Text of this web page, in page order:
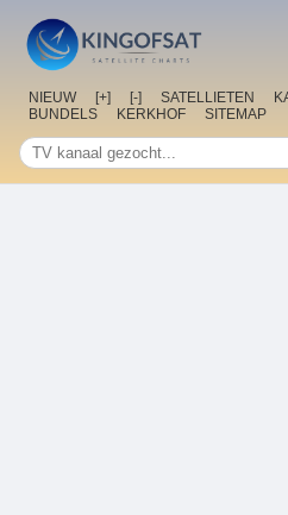
NIEUW [+] [-] SATELLIETEN
BUNDELS
KERKHOF SITEMAP